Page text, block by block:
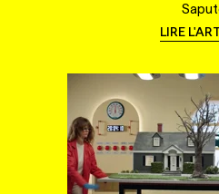
LIRE